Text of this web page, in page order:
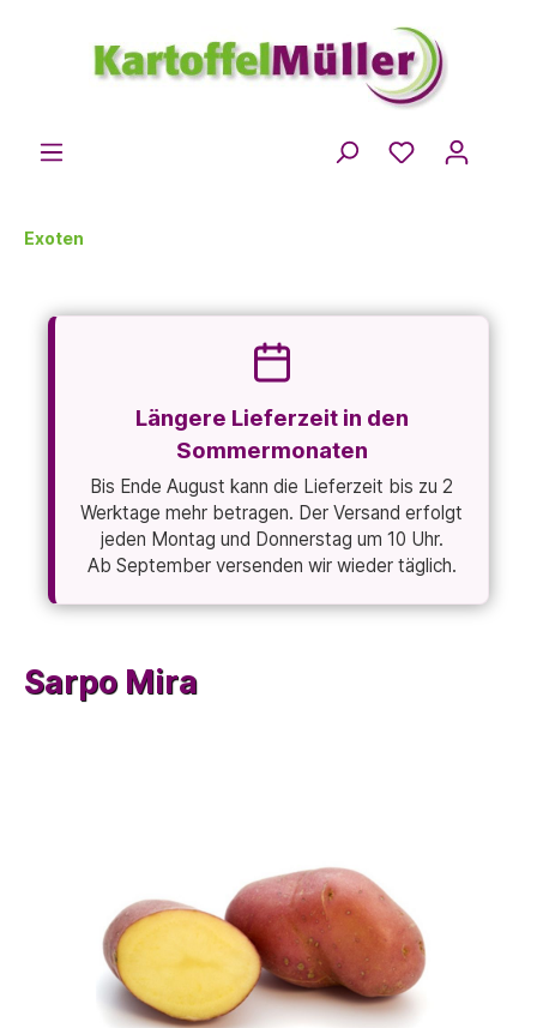
Exoten
Längere Lieferzeit in den
Sommermonaten
Bis Ende August kann die Lieferzeit bis zu 2
Werktage mehr betragen. Der Versand erfolgt
jeden Montag und Donnerstag um 10 Uhr.
Ab September versenden wir wieder täglich.
Sarpo Mira